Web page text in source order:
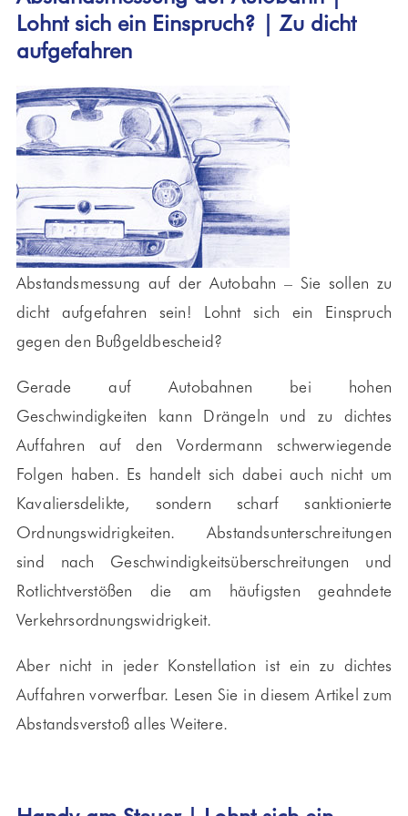
Lohnt sich ein Einspruch? | Zu dicht
aufgefahren
Abstandsmessung auf der Autobahn – Sie sollen zu
dicht aufgefahren sein! Lohnt sich ein Einspruch
gegen den Bußgeldbescheid?
Gerade auf Autobahnen bei hohen
Geschwindigkeiten kann Drängeln und zu dichtes
Auffahren auf den Vordermann schwerwiegende
Folgen haben. Es handelt sich dabei auch nicht um
Kavaliersdelikte, sondern scharf sanktionierte
Ordnungswidrigkeiten. Abstandsunterschreitungen
sind nach Geschwindigkeitsüberschreitungen und
Rotlichtverstößen die am häufigsten geahndete
Verkehrsordnungswidrigkeit.
Aber nicht in jeder Konstellation ist ein zu dichtes
Auffahren vorwerfbar. Lesen Sie in diesem Artikel zum
Abstandsverstoß alles Weitere.